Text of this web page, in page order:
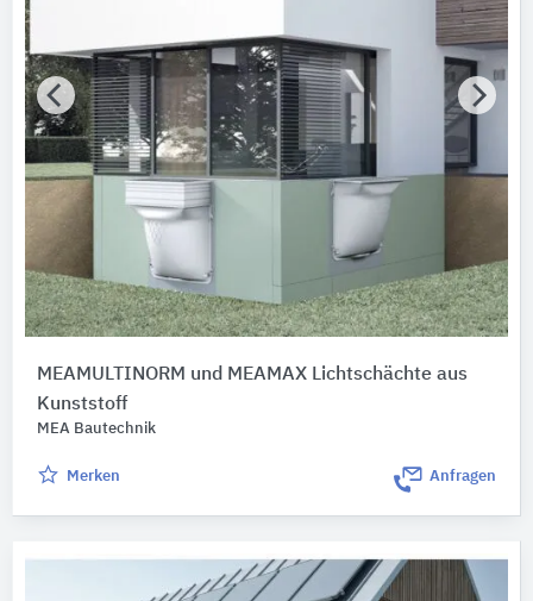
MEAMULTINORM und MEAMAX Lichtschächte aus
Kunststoff
MEA Bautechnik
Merken Anfragen